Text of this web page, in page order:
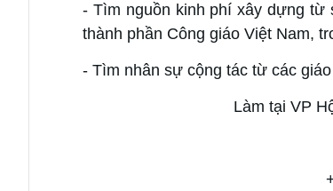
- Tìm nguồn kinh phí xây dựng từ
thành phần Công giáo Việt Nam,
- Tìm nhân sự cộng tác từ các
Làm tại VP